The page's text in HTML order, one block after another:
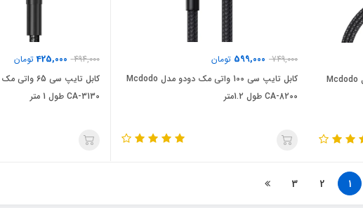
کابل تایپ سی 65 واتی مک دودو مدل Mcdodo
749,000
599,000 تومان
کابل تایپ سی 100 واتی مک دودو مدل Mcdodo
CA-8200 طول 1.2متر
494,000
425,000تومان
CA-3130 طول 1 متر
1
2
3